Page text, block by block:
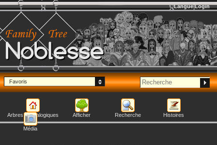
Noblesse
Langue Login
Favoris
Arbres généalogiques Afficher Recherche Histoires
Média